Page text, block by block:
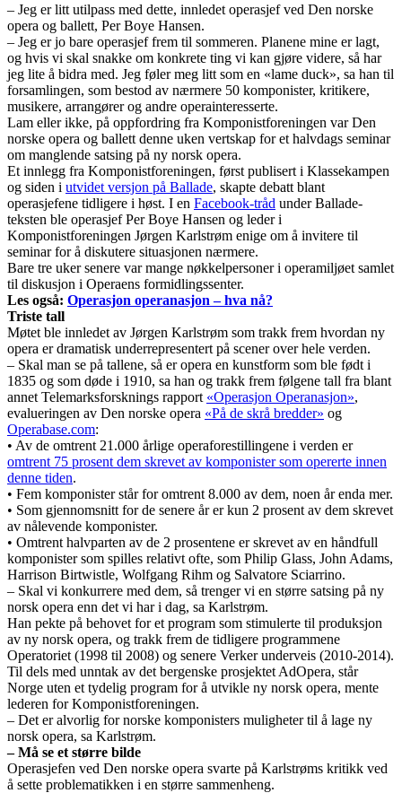
– Jeg er litt utilpass med dette, innledet operasjef ved Den norske
opera og ballett, Per Boye Hansen.
– Jeg er jo bare operasjef frem til sommeren. Planene mine er lagt,
og hvis vi skal snakke om konkrete ting vi kan gjøre videre, så har
jeg lite å bidra med. Jeg føler meg litt som en «lame duck», sa han til
forsamlingen, som bestod av nærmere 50 komponister, kritikere,
musikere, arrangører og andre operainteresserte.
Lam eller ikke, på oppfordring fra Komponistforeningen var Den
norske opera og ballett denne uken vertskap for et halvdags seminar
om manglende satsing på ny norsk opera.
Et innlegg fra Komponistforeningen, først publisert i Klassekampen
og siden i utvidet versjon på Ballade, skapte debatt blant
operasjefene tidligere i høst. I en Facebook-tråd under Ballade-
teksten ble operasjef Per Boye Hansen og leder i
Komponistforeningen Jørgen Karlstrøm enige om å invitere til
seminar for å diskutere situasjonen nærmere.
Bare tre uker senere var mange nøkkelpersoner i operamiljøet samlet
til diskusjon i Operaens formidlingssenter.
Les også: Operasjon operanasjon – hva nå?
Triste tall
Møtet ble innledet av Jørgen Karlstrøm som trakk frem hvordan ny
opera er dramatisk underrepresentert på scener over hele verden.
– Skal man se på tallene, så er opera en kunstform som ble født i
1835 og som døde i 1910, sa han og trakk frem følgene tall fra blant
annet Telemarksforsknings rapport «Operasjon Operanasjon»,
evalueringen av Den norske opera «På de skrå bredder» og
Operabase.com:
• Av de omtrent 21.000 årlige operaforestillingene i verden er
omtrent 75 prosent dem skrevet av komponister som opererte innen
denne tiden.
• Fem komponister står for omtrent 8.000 av dem, noen år enda mer.
• Som gjennomsnitt for de senere år er kun 2 prosent av dem skrevet
av nålevende komponister.
• Omtrent halvparten av de 2 prosentene er skrevet av en håndfull
komponister som spilles relativt ofte, som Philip Glass, John Adams,
Harrison Birtwistle, Wolfgang Rihm og Salvatore Sciarrino.
– Skal vi konkurrere med dem, så trenger vi en større satsing på ny
norsk opera enn det vi har i dag, sa Karlstrøm.
Han pekte på behovet for et program som stimulerte til produksjon
av ny norsk opera, og trakk frem de tidligere programmene
Operatoriet (1998 til 2008) og senere Verker underveis (2010-2014).
Til dels med unntak av det bergenske prosjektet AdOpera, står
Norge uten et tydelig program for å utvikle ny norsk opera, mente
lederen for Komponistforeningen.
– Det er alvorlig for norske komponisters muligheter til å lage ny
norsk opera, sa Karlstrøm.
– Må se et større bilde
Operasjefen ved Den norske opera svarte på Karlstrøms kritikk ved
å sette problematikken i en større sammenheng.